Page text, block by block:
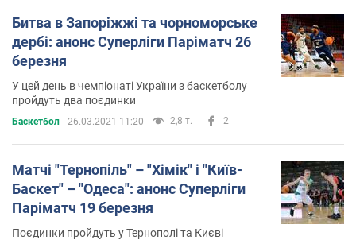
Битва в Запоріжжі та чорноморське
дербі: анонс Суперліги Паріматч 26
березня
У цей день в чемпіонаті України з баскетболу
пройдуть два поєдинки
Баскетбол 26.03.2021 11:20 2,8 т. 2
Матчі "Тернопіль" – "Хімік" і "Київ-
Баскет" – "Одеса": анонс Суперліги
Паріматч 19 березня
Поєдинки пройдуть у Тернополі та Києві